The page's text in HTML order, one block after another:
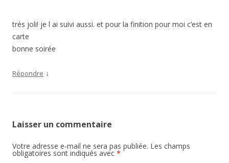
trés joli! je l ai suivi aussi. et pour la finition pour moi c’est en
carte
bonne soirée
Répondre ↓
Laisser un commentaire
Votre adresse e-mail ne sera pas publiée. Les champs
obligatoires sont indiqués avec *